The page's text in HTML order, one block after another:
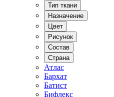
Тип ткани
Назначение
Цвет
Рисунок
Состав
Страна
Атлас
Бархат
Батист
Бифлекс